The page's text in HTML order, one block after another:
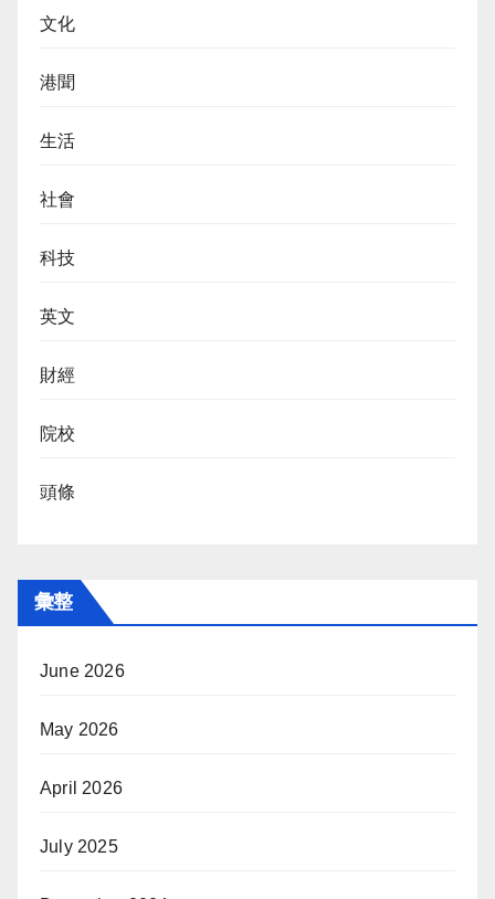
文化
港聞
生活
社會
科技
英文
財經
院校
頭條
彙整
June 2026
May 2026
April 2026
July 2025